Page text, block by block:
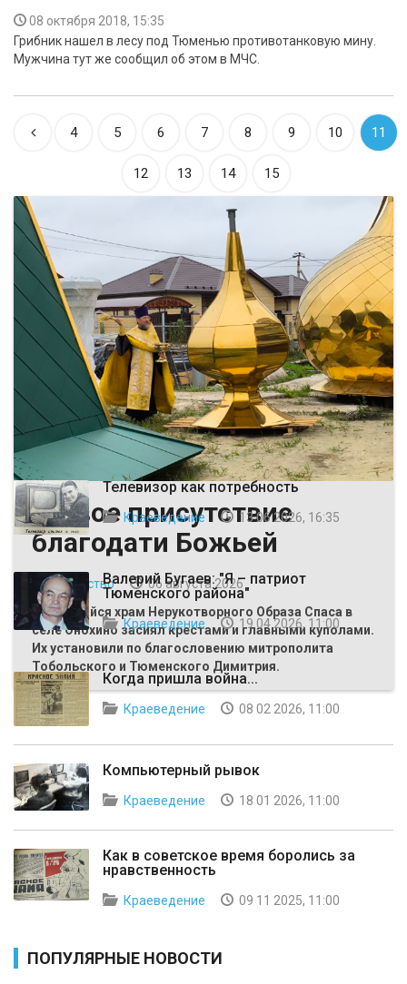
08 октября 2018, 15:35
Грибник нашел в лесу под Тюменью противотанковую мину.
Мужчина тут же сообщил об этом в МЧС.
4 5 6 7 8 9 10 11
12 13 14 15
Живое присутствие
благодати Божьей
Общество
06 августа 2026
Строящийся храм Нерукотворного Образа Спаса в
селе Онохино засиял крестами и главными куполами.
Их установили по благословению митрополита
Тобольского и Тюменского Димитрия.
ВЫБОР РЕДАКЦИИ
Телевизор как потребность
Краеведение 13 06 2026, 16:35
Валерий Бугаев: "Я – патриот
Тюменского района"
Краеведение 19 04 2026, 11:00
Когда пришла война...
Краеведение 08 02 2026, 11:00
Компьютерный рывок
Краеведение 18 01 2026, 11:00
Как в советское время боролись за
нравственность
Краеведение 09 11 2025, 11:00
ПОПУЛЯРНЫЕ НОВОСТИ